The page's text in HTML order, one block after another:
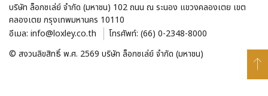
บริษัท ล็อกซเล่ย์ จำกัด (มหาชน) 102 ถนน ณ ระนอง แขวงคลองเตย เขต
คลองเตย กรุงเทพมหานคร 10110
อีเมล: info@loxley.co.th โทรศัพท์: (66) 0-2348-8000
© สงวนลิขสิทธิ์ พ.ศ. 2569 บริษัท ล็อกซเล่ย์ จำกัด (มหาชน)